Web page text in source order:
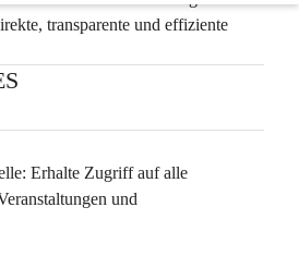
transparente und effiziente
Erhalte Zugriff auf alle
und